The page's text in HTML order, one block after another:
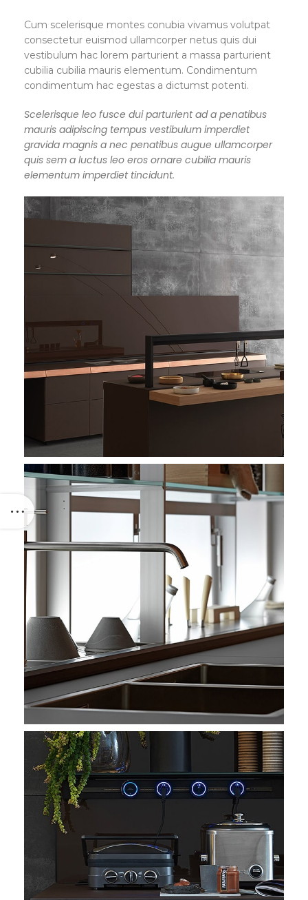
Cum scelerisque montes conubia vivamus volutpat
consectetur euismod ullamcorper netus quis dui
vestibulum hac lorem parturient a massa parturient
cubilia cubilia mauris elementum. Condimentum
condimentum hac egestas a dictumst potenti.
Scelerisque leo fusce dui parturient ad a penatibus
mauris adipiscing tempus vestibulum imperdiet
gravida magnis a nec penatibus augue ullamcorper
quis sem a luctus leo eros ornare cubilia mauris
elementum imperdiet tincidunt.